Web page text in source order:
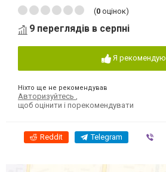
(0 оцінок)
9 переглядів в серпні
Я рекомендую
Ніхто ще не рекомендував
Авторизуйтесь
щоб оцінити і порекомендувати
Reddit Telegram